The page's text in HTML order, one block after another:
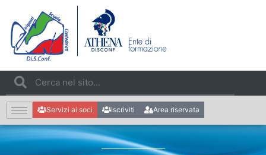
Servizi ai soci Iscriviti Area riservata